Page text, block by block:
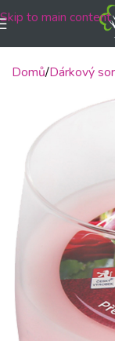
Skip to main content
Domů Dárkový